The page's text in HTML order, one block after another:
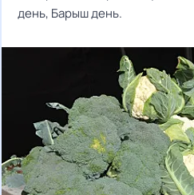
день, Барыш день.